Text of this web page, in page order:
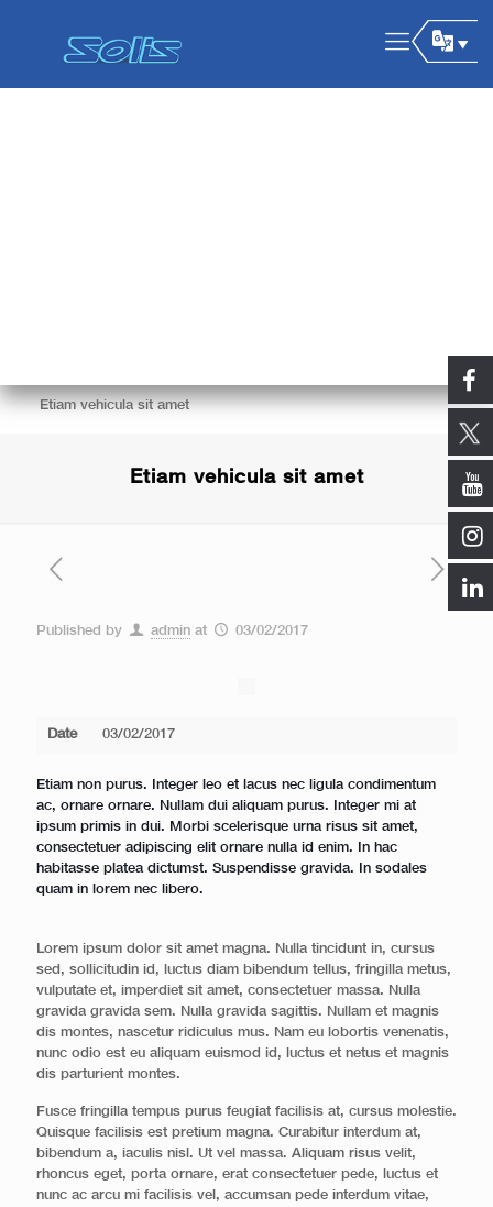
Etiam vehicula sit amet
Etiam vehicula sit amet
Published by admin at 03/02/2017
Date 03/02/2017
Etiam non purus. Integer leo et lacus nec ligula condimentum
ac, ornare ornare. Nullam dui aliquam purus. Integer mi at
ipsum primis in dui. Morbi scelerisque urna risus sit amet,
consectetuer adipiscing elit ornare nulla id enim. In hac
habitasse platea dictumst. Suspendisse gravida. In sodales
quam in lorem nec libero.
Lorem ipsum dolor sit amet magna. Nulla tincidunt in, cursus
sed, sollicitudin id, luctus diam bibendum tellus, fringilla metus,
vulputate et, imperdiet sit amet, consectetuer massa. Nulla
gravida gravida sem. Nulla gravida sagittis. Nullam et magnis
dis montes, nascetur ridiculus mus. Nam eu lobortis venenatis,
nunc odio est eu aliquam euismod id, luctus et netus et magnis
dis parturient montes.
Fusce fringilla tempus purus feugiat facilisis at, cursus molestie.
Quisque facilisis est pretium magna. Curabitur interdum at,
bibendum a, iaculis nisl. Ut vel massa. Aliquam risus velit,
rhoncus eget, porta ornare, erat consectetuer pede, luctus et
nunc ac arcu mi facilisis vel, accumsan pede interdum vitae,